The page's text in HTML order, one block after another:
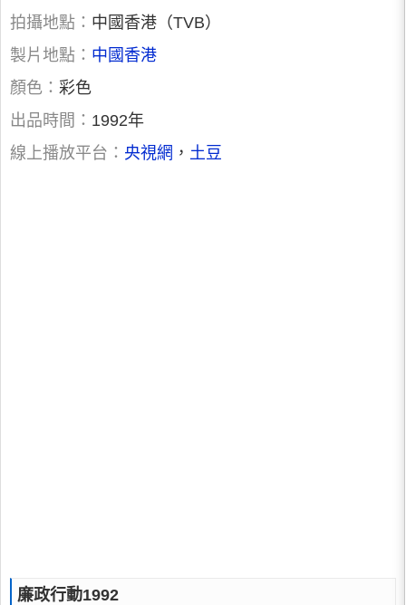
拍攝地點： 中國香港（TVB）
製片地點： 中國香港
顏色： 彩色
出品時間： 1992年
線上播放平台： 央視網 ， 土豆
廉政行動1992